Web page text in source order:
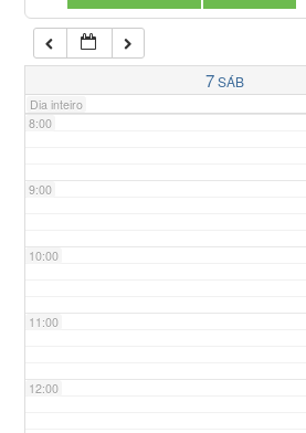
7SÁB
Dia inteiro
7:00
8:00
9:00
10:00
11:00
12:00